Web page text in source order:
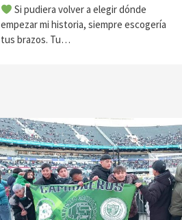
​Si pudiera volver a elegir dónde
empezar mi historia, siempre escogería
tus brazos. Tu…